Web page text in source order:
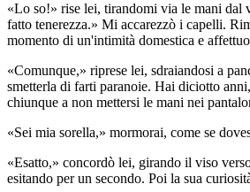
«Lo so!» rise lei, tirandomi via le mani dal
fatto tenerezza.» Mi accarezzò i capelli.
momento di un'intimità domestica e
«Comunque,» riprese lei, sdraiandosi a
smetterla di farti paranoie. Hai diciotto
chiunque a non mettersi le mani nei
«Sei mia sorella,» mormorai, come se
«Esatto,» concordò lei, girando il viso
esitando per un secondo. Poi la sua